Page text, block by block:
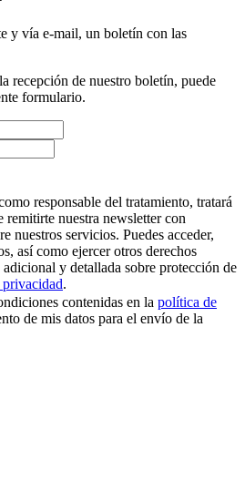
y vía e-mail, un boletín con las
recepción de nuestro boletín, puede
formulario.
responsable del tratamiento, tratará
remitirte nuestra newsletter con
nuestros servicios. Puedes acceder,
así como ejercer otros derechos
y detallada sobre protección de
.
contenidas en la política de
de mis datos para el envío de la